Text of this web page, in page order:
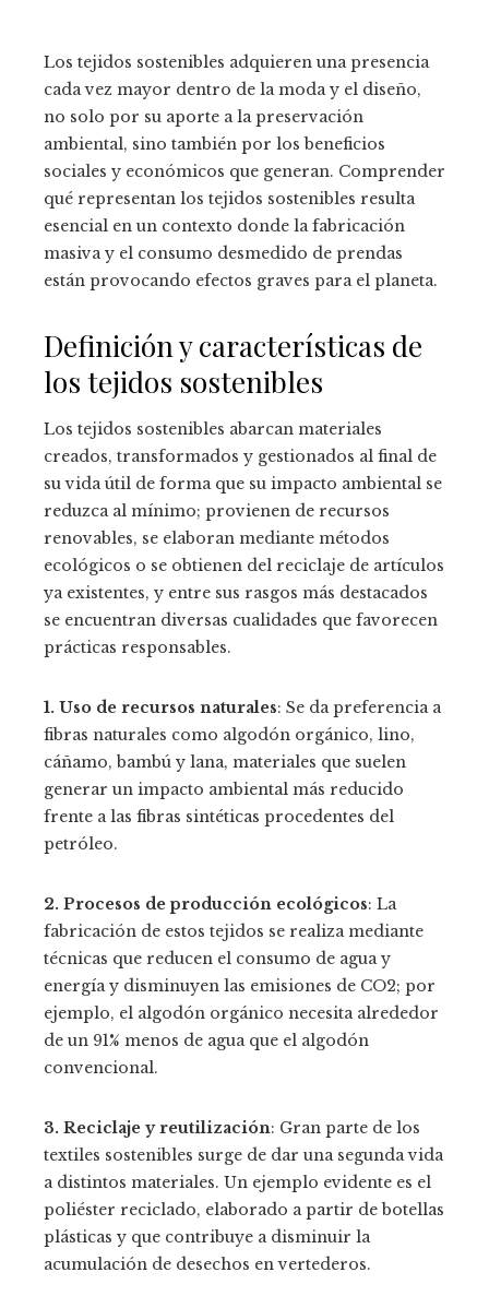
Los tejidos sostenibles adquieren una presencia
cada vez mayor dentro de la moda y el diseño,
no solo por su aporte a la preservación
ambiental, sino también por los beneficios
sociales y económicos que generan. Comprender
qué representan los tejidos sostenibles resulta
esencial en un contexto donde la fabricación
masiva y el consumo desmedido de prendas
están provocando efectos graves para el planeta.
Definición y características de
los tejidos sostenibles
Los tejidos sostenibles abarcan materiales
creados, transformados y gestionados al final de
su vida útil de forma que su impacto ambiental se
reduzca al mínimo; provienen de recursos
renovables, se elaboran mediante métodos
ecológicos o se obtienen del reciclaje de artículos
ya existentes, y entre sus rasgos más destacados
se encuentran diversas cualidades que favorecen
prácticas responsables.
1. Uso de recursos naturales: Se da preferencia a
fibras naturales como algodón orgánico, lino,
cáñamo, bambú y lana, materiales que suelen
generar un impacto ambiental más reducido
frente a las fibras sintéticas procedentes del
petróleo.
2. Procesos de producción ecológicos: La
fabricación de estos tejidos se realiza mediante
técnicas que reducen el consumo de agua y
energía y disminuyen las emisiones de CO2; por
ejemplo, el algodón orgánico necesita alrededor
de un 91% menos de agua que el algodón
convencional.
3. Reciclaje y reutilización: Gran parte de los
textiles sostenibles surge de dar una segunda vida
a distintos materiales. Un ejemplo evidente es el
poliéster reciclado, elaborado a partir de botellas
plásticas y que contribuye a disminuir la
acumulación de desechos en vertederos.